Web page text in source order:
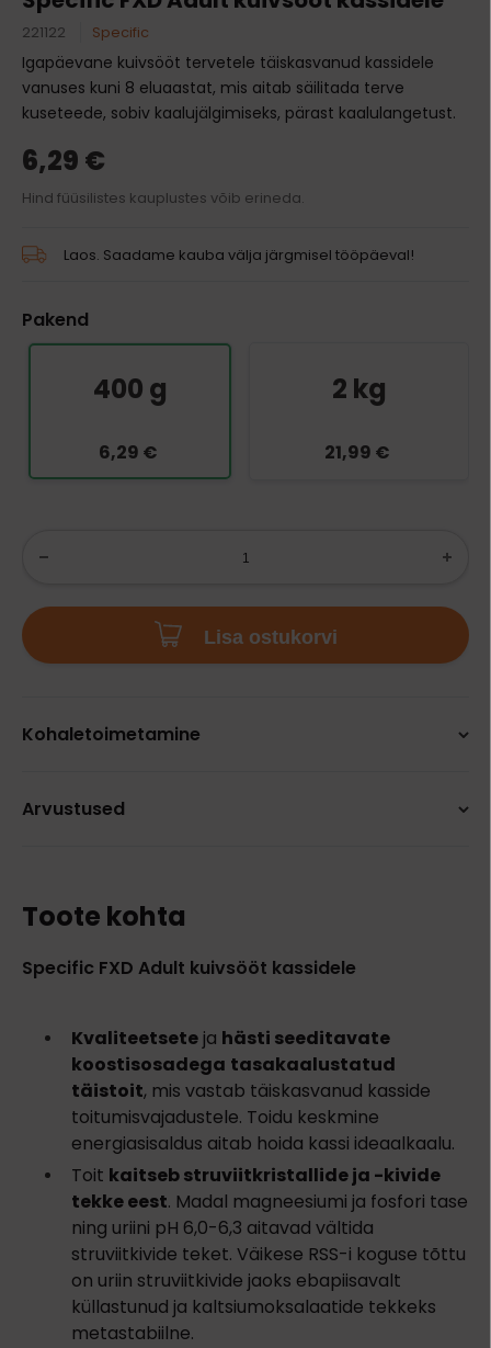
221122 Specific
Igapäevane kuivsööt tervetele täiskasvanud kassidele
vanuses kuni 8 eluaastat, mis aitab säilitada terve
kuseteede, sobiv kaalujälgimiseks, pärast kaalulangetust.
6,29 €
Hind füüsilistes kauplustes võib erineda.
Laos. Saadame kauba välja järgmisel tööpäeval!
Pakend
400 g
6,29 €
2 kg
21,99 €
Lisa ostukorvi
Kohaletoimetamine
Arvustused
Toote kohta
Specific FXD Adult kuivsööt kassidele
Kvaliteetsete ja hästi seeditavate
koostisosadega tasakaalustatud
täistoit, mis vastab täiskasvanud kasside
toitumisvajadustele. Toidu keskmine
energiasisaldus aitab hoida kassi ideaalkaalu.
Toit kaitseb struviitkristallide ja -kivide
tekke eest. Madal magneesiumi ja fosfori tase
ning uriini pH 6,0-6,3 aitavad vältida
struviitkivide teket. Väikese RSS-i koguse tõttu
on uriin struviitkivide jaoks ebapiisavalt
küllastunud ja kaltsiumoksalaatide tekkeks
metastabiilne.